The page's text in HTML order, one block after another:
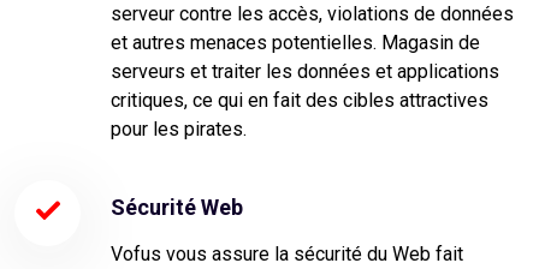
serveur contre les accès, violations de données
et autres menaces potentielles. Magasin de
serveurs et traiter les données et applications
critiques, ce qui en fait des cibles attractives
pour les pirates.
Sécurité Web
Vofus vous assure la sécurité du Web fait